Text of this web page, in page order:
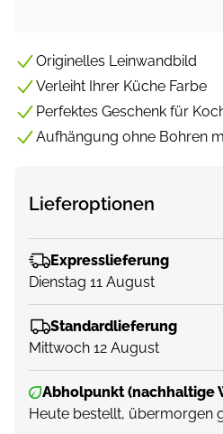
Originelles Leinwandbild
Verleiht Ihrer Küche Farbe
Perfektes Geschenk für
Aufhängung ohne Bohren
Lieferoptionen
Expresslieferung
Dienstag 11 August
Standardlieferung
Mittwoch 12 August
Abholpunkt (nachhaltige
Heute bestellt, übermorgen